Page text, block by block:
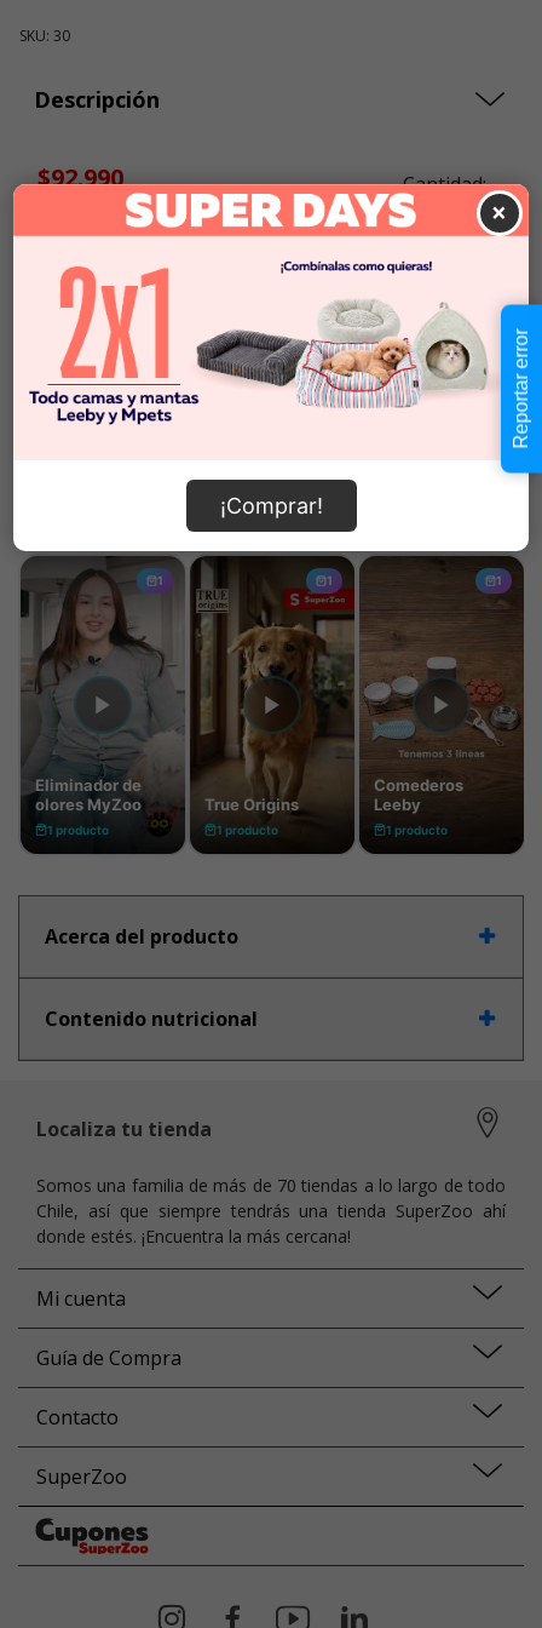
SKU: 30
Descripción
Cantidad:
-
$92.990
Añadir al carrito
Información de envío
Acerca del producto
Contenido nutricional
×
¡Comprar!
Localiza tu tienda
Somos una familia de más de 70 tiendas a lo largo de todo
Chile, así que siempre tendrás una tienda SuperZoo ahí
donde estés. ¡Encuentra la más cercana!
Mi cuenta
Guía de Compra
Contacto
SuperZoo
Reportar error